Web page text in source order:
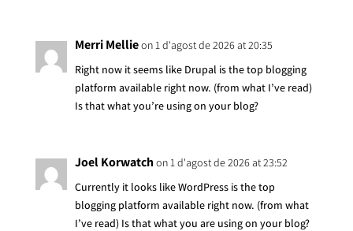
Merri Mellieon 1 d'agost de 2026 at 20:35
Right now it seems like Drupal is the top blogging
platform available right now. (from what I’ve read)
Is that what you’re using on your blog?
Joel Korwatchon 1 d'agost de 2026 at 23:52
Currently it looks like WordPress is the top
blogging platform available right now. (from what
I’ve read) Is that what you are using on your blog?